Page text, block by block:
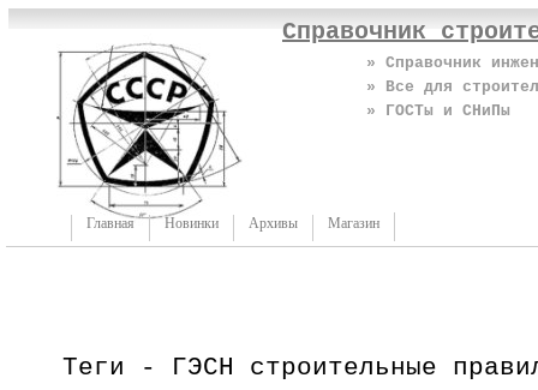
Справочник
» Справочник
» Все для
» ГОСТы и СНиПы
Главная Новинки Архивы Магазин
Теги - ГЭСН строительные